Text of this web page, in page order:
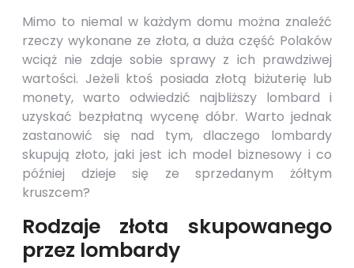
Mimo to niemal w każdym domu można znaleźć
rzeczy wykonane ze złota, a duża część Polaków
wciąż nie zdaje sobie sprawy z ich prawdziwej
wartości. Jeżeli ktoś posiada złotą biżuterię lub
monety, warto odwiedzić najbliższy lombard i
uzyskać bezpłatną wycenę dóbr. Warto jednak
zastanowić się nad tym, dlaczego lombardy
skupują złoto, jaki jest ich model biznesowy i co
później dzieje się ze sprzedanym żółtym
kruszcem?
Rodzaje złota skupowanego
przez lombardy